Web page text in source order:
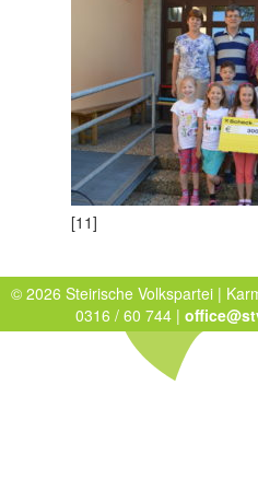
[11]
© 2026 Steirische Volkspartei |
0316 / 60 744 |